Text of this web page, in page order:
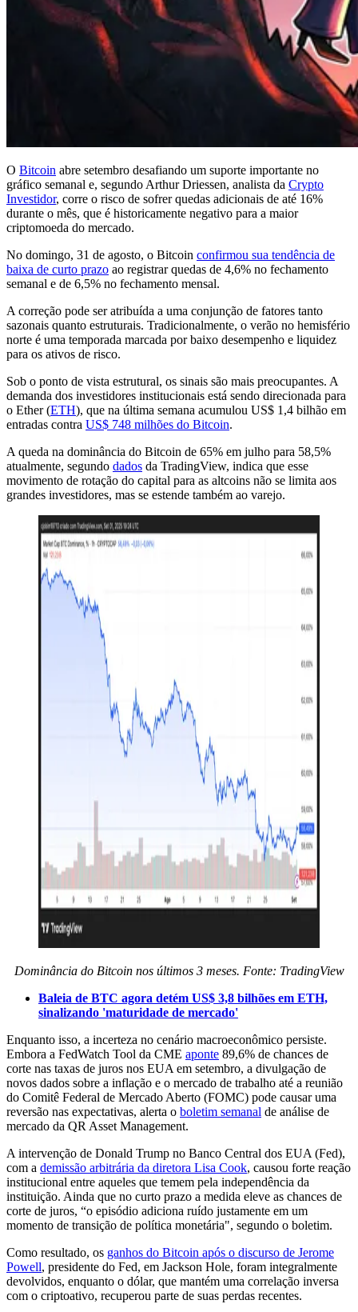
O Bitcoin abre setembro desafiando um suporte importante no
gráfico semanal e, segundo Arthur Driessen, analista da Crypto
Investidor, corre o risco de sofrer quedas adicionais de até 16%
durante o mês, que é historicamente negativo para a maior
criptomoeda do mercado.
No domingo, 31 de agosto, o Bitcoin confirmou sua tendência de
baixa de curto prazo ao registrar quedas de 4,6% no fechamento
semanal e de 6,5% no fechamento mensal.
A correção pode ser atribuída a uma conjunção de fatores tanto
sazonais quanto estruturais. Tradicionalmente, o verão no hemisfério
norte é uma temporada marcada por baixo desempenho e liquidez
para os ativos de risco.
Sob o ponto de vista estrutural, os sinais são mais preocupantes. A
demanda dos investidores institucionais está sendo direcionada para
o Ether (ETH), que na última semana acumulou US$ 1,4 bilhão em
entradas contra US$ 748 milhões do Bitcoin.
A queda na dominância do Bitcoin de 65% em julho para 58,5%
atualmente, segundo dados da TradingView, indica que esse
movimento de rotação do capital para as altcoins não se limita aos
grandes investidores, mas se estende também ao varejo.
Dominância do Bitcoin nos últimos 3 meses. Fonte: TradingView
Baleia de BTC agora detém US$ 3,8 bilhões em ETH,
sinalizando 'maturidade de mercado'
Enquanto isso, a incerteza no cenário macroeconômico persiste.
Embora a FedWatch Tool da CME aponte 89,6% de chances de
corte nas taxas de juros nos EUA em setembro, a divulgação de
novos dados sobre a inflação e o mercado de trabalho até a reunião
do Comitê Federal de Mercado Aberto (FOMC) pode causar uma
reversão nas expectativas, alerta o boletim semanal de análise de
mercado da QR Asset Management.
A intervenção de Donald Trump no Banco Central dos EUA (Fed),
com a demissão arbitrária da diretora Lisa Cook, causou forte reação
institucional entre aqueles que temem pela independência da
instituição. Ainda que no curto prazo a medida eleve as chances de
corte de juros, “o episódio adiciona ruído justamente em um
momento de transição de política monetária", segundo o boletim.
Como resultado, os ganhos do Bitcoin após o discurso de Jerome
Powell, presidente do Fed, em Jackson Hole, foram integralmente
devolvidos, enquanto o dólar, que mantém uma correlação inversa
com o criptoativo, recuperou parte de suas perdas recentes.